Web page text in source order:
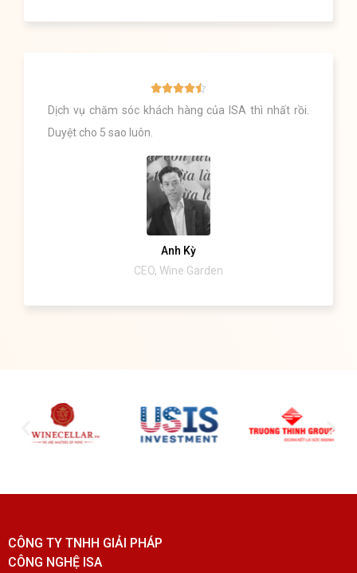

Dịch vụ chăm sóc khách hàng của ISA thì nhất rồi.
Duyệt cho 5 sao luôn.
Anh Kỳ
CEO, Wine Garden
CÔNG TY TNHH GIẢI PHÁP
CÔNG NGHỆ ISA